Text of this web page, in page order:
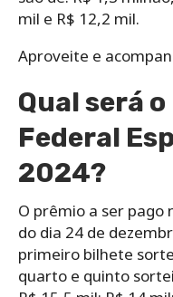
mil e R$ 12,2 mil.
Aproveite e
Qual será
Federal
2024?
O prêmio a ser pago
do dia 24 de
primeiro bilhete
quarto e quinto